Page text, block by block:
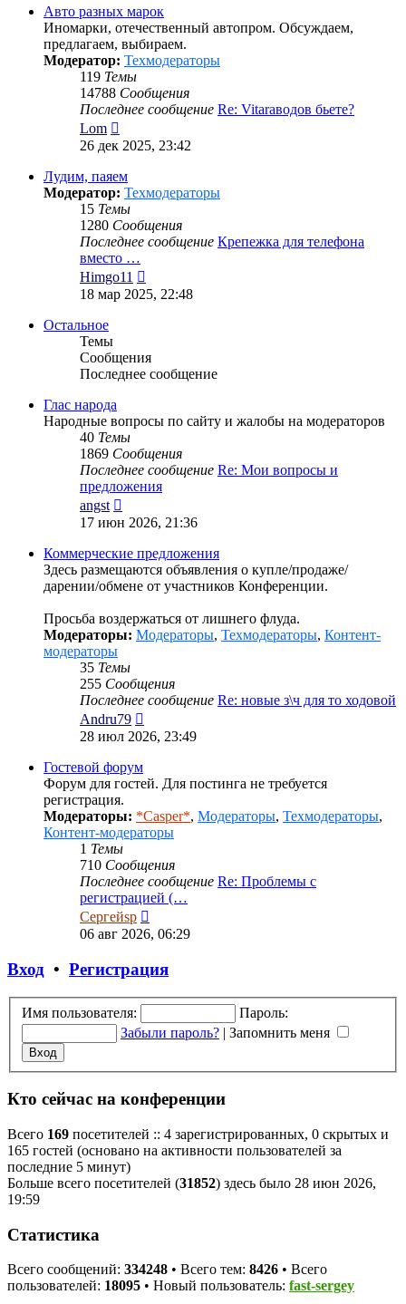
сообщению
Авто разных марок
Иномарки, отечественный автопром. Обсуждаем,
предлагаем, выбираем.
Модератор: Техмодераторы
119 Темы
14788 Сообщения
Последнее сообщение Re: Vitaraводов бьете?
Lom
к
сообщению
26 дек 2025, 23:42
Лудим, паяем
Модератор: Техмодераторы
15 Темы
1280 Сообщения
Последнее сообщение Крепежка для телефона
вместо …
Himgo11
к
18 мар 2025, 22:48
Остальное
Темы
Сообщения
Последнее сообщение
Глас народа
Народные вопросы по сайту и жалобы на модераторов
40 Темы
1869 Сообщения
Последнее сообщение Re: Мои вопросы и
предложения
angst
к
сообщению
17 июн 2026, 21:36
Коммерческие предложения
Здесь размещаются объявления о купле/продаже/
дарении/обмене от участников Конференции.
Просьба воздержаться от лишнего флуда.
Модераторы: Модераторы, Техмодераторы, Контент-
модераторы
35 Темы
255 Сообщения
Последнее сообщение Re: новые з\ч для то ходовой
Andru79
к
28 июл 2026, 23:49
Гостевой форум
Форум для гостей. Для постинга не требуется
регистрация.
Модераторы: *Casper*, Модераторы, Техмодераторы,
Контент-модераторы
1 Темы
710 Сообщения
Последнее сообщение Re: Проблемы с
регистрацией (…
Сергейsp
к
06 авг 2026, 06:29
Вход • Регистрация
Имя пользователя:
Пароль:
Забыли пароль? | Запомнить меня
Кто сейчас на конференции
Всего 169 посетителей :: 4 зарегистрированных, 0 скрытых и
165 гостей (основано на активности пользователей за
последние 5 минут)
Больше всего посетителей (31852) здесь было 28 июн 2026,
19:59
Статистика
Всего сообщений: 334248 • Всего тем: 8426 • Всего
пользователей: 18095 • Новый пользователь: fast-sergey